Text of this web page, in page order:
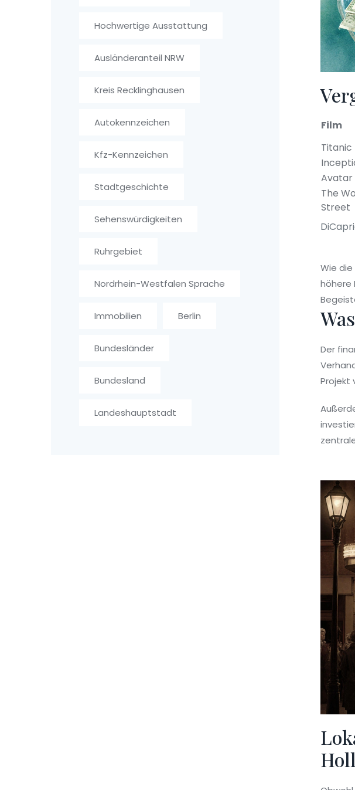
Film
Titanic
Avatar
The
Street
Wie
höhere
Der
Projekt
Hochwertige Ausstattung
Ausländeranteil NRW
Kreis Recklinghausen
Autokennzeichen
Kfz-Kennzeichen
Stadtgeschichte
Sehenswürdigkeiten
Ruhrgebiet
Nordrhein-Westfalen Sprache
Immobilien Berlin
Bundesländer
Bundesland
Landeshauptstadt